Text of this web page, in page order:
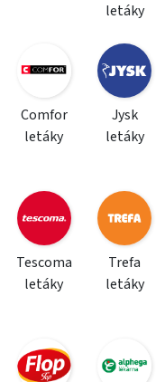
letáky
Comfor
letáky
Jysk
letáky
Tescoma
letáky
Trefa
letáky